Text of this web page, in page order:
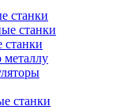
станки
станки
станки
металлу
станки